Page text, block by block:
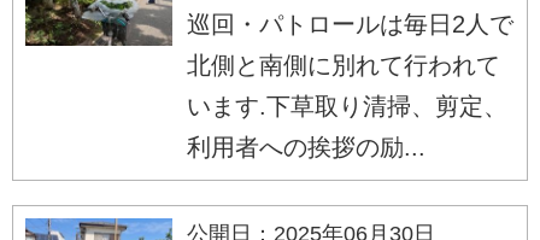
巡回・パトロールは毎日2人で
北側と南側に別れて行われて
います.下草取り清掃、剪定、
利用者への挨拶の励...
公開日：2025年06月30日